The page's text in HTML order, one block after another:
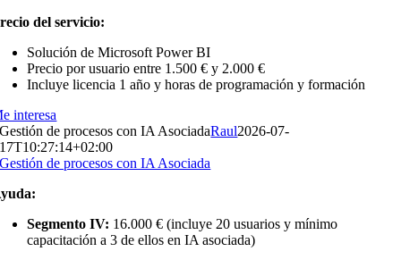
del servicio:
Solución de Microsoft Power BI
Precio por usuario entre 1.500 € y 2.000 €
Incluye licencia 1 año y horas de programación y formación
interesa
Gestión de procesos con IA AsociadaRaul2026-07-
17T10:27:14+02:00
Gestión de procesos con IA Asociada
Segmento IV: 16.000 € (incluye 20 usuarios y mínimo
capacitación a 3 de ellos en IA asociada)